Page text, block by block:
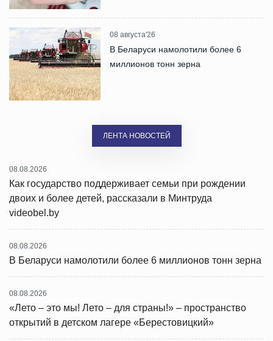
08 августа'26
В Беларуси намолотили более 6
миллионов тонн зерна
ЛЕНТА НОВОСТЕЙ
08.08.2026
Как государство поддерживает семьи при рождении
двоих и более детей, рассказали в Минтруда
videobel.by
08.08.2026
В Беларуси намолотили более 6 миллионов тонн зерна
08.08.2026
«Лето – это мы! Лето – для страны!» – пространство
открытий в детском лагере «Берестовицкий»